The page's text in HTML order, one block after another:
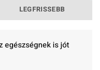
LEGFRISSEBB
egészségnek is jót